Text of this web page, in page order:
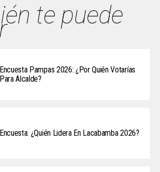
te puede
Encuesta Pampas 2026: ¿Por Quién Votarías
Para Alcalde?
Encuesta: ¿Quién Lidera En Lacabamba 2026?